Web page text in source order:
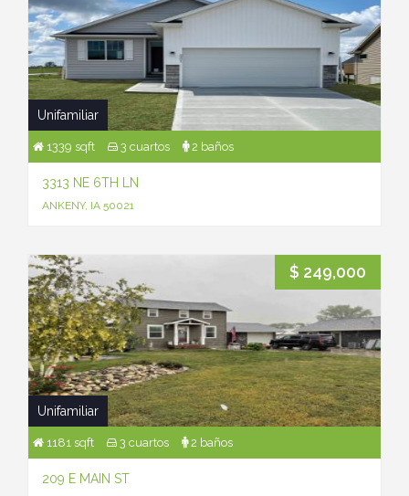
Unifamiliar
1339 sqft 3 cuartos 2 baños
3313 NE 6TH LN
ANKENY, IA 50021
$ 249,000
Unifamiliar
1181 sqft 3 cuartos 2 baños
209 E MAIN ST